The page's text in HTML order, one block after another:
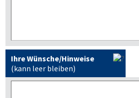
Ihre Wünsche/Hinweise
(kann leer bleiben)